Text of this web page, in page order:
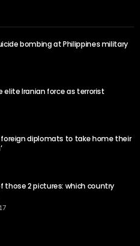
bombing at Philippines military
elite Iranian force as terrorist
diplomats to take home their
those 2 pictures: which country